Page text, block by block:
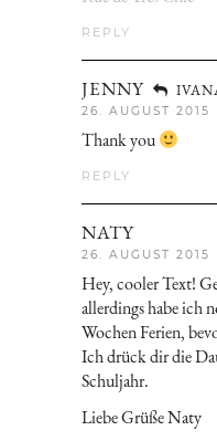
REPLY
JENNY
26. AUGUST 2015
Thank you
REPLY
NATY
26. AUGUST 2015
Hey, cooler Text!
allerdings habe ich
Wochen Ferien,
Ich drück dir die
Schuljahr.
Liebe Grüße Naty